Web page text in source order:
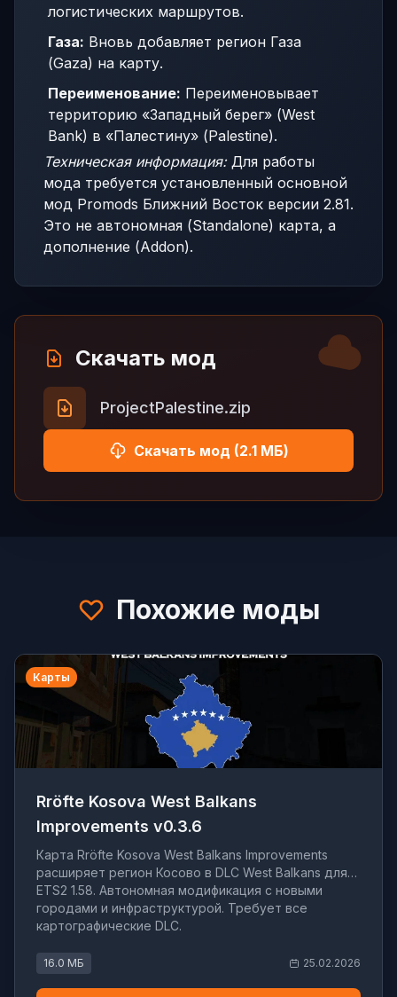
логистических маршрутов.
Газа: Вновь добавляет регион Газа
(Gaza) на карту.
Переименование: Переименовывает
территорию «Западный берег» (West
Bank) в «Палестину» (Palestine).
Техническая информация:Для работы
мода требуется установленный основной
мод Promods Ближний Восток версии 2.81.
Это не автономная (Standalone) карта, а
дополнение (Addon).
Скачать мод
ProjectPalestine.zip
Скачать мод (2.1 МБ)
Похожие моды
Карты
Rröfte Kosova West Balkans
Improvements v0.3.6
Карта Rröfte Kosova West Balkans Improvements
расширяет регион Косово в DLC West Balkans для
ETS2 1.58. Автономная модификация с новыми
городами и инфраструктурой. Требует все
картографические DLC.
16.0 МБ 25.02.2026